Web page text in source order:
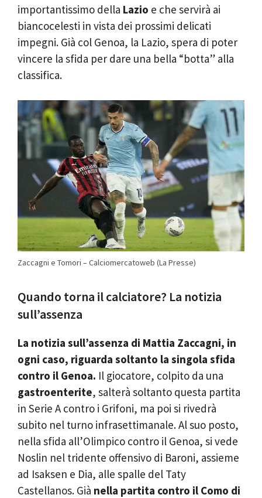
importantissimo della Lazio e che servirà ai
biancocelesti in vista dei prossimi delicati
impegni. Già col Genoa, la Lazio, spera di poter
vincere la sfida per dare una bella “botta” alla
classifica.
Zaccagni e Tomori – Calciomercatoweb (La Presse)
Quando torna il calciatore? La notizia
sull’assenza
La notizia sull’assenza di Mattia Zaccagni, in
ogni caso, riguarda soltanto la singola sfida
contro il Genoa. Il giocatore, colpito da una
gastroenterite, salterà soltanto questa partita
in Serie A contro i Grifoni, ma poi si rivedrà
subito nel turno infrasettimanale. Al suo posto,
nella sfida all’Olimpico contro il Genoa, si vede
Noslin nel tridente offensivo di Baroni, assieme
ad Isaksen e Dia, alle spalle del Taty
Castellanos. Già nella partita contro il Como di